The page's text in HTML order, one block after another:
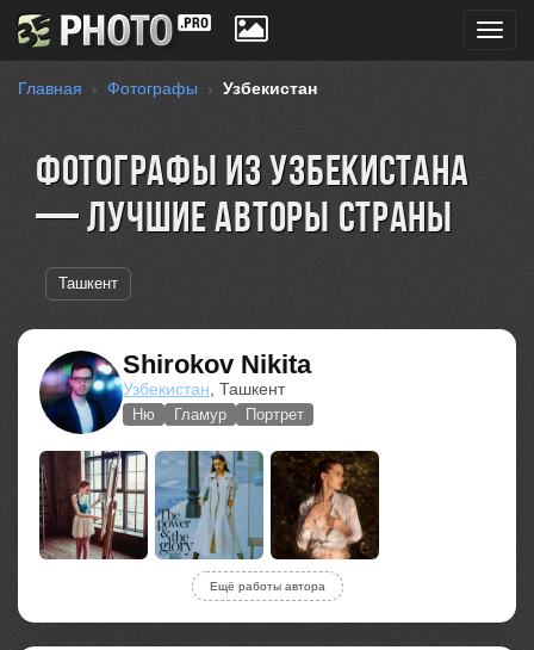
Главная Фотографы Узбекистан
Фотографы из Узбекистана
— лучшие авторы страны
Ташкент
Shirokov Nikita
Узбекистан , Ташкент
Ню Гламур Портрет
Ещё работы автора